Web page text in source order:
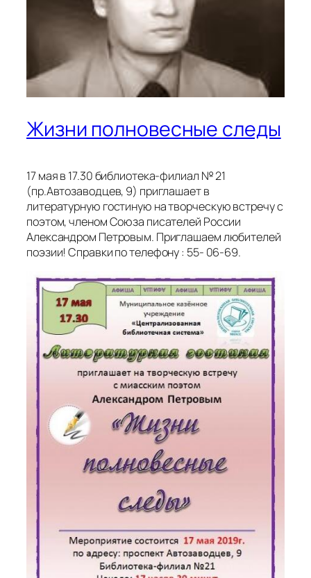
Жизни полновесные следы
17 мая в 17.30 библиотека-филиал № 21
(пр.Автозаводцев, 9) приглашает в
литературную гостиную на творческую встречу с
поэтом, членом Союза писателей России
Александром Петровым. Приглашаем любителей
поэзии! Справки по телефону : 55- 06-69.